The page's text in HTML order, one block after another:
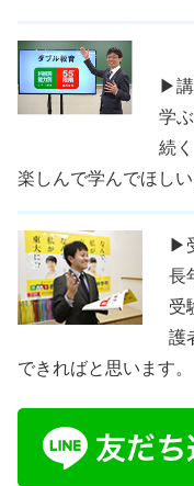
▶講
学
続
楽しんで学んでほしい
▶
長
受
護
できればと思います。